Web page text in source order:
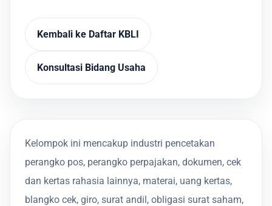
Kembali ke Daftar KBLI
Konsultasi Bidang Usaha
Kelompok ini mencakup industri pencetakan
perangko pos, perangko perpajakan, dokumen, cek
dan kertas rahasia lainnya, materai, uang kertas,
blangko cek, giro, surat andil, obligasi surat saham,